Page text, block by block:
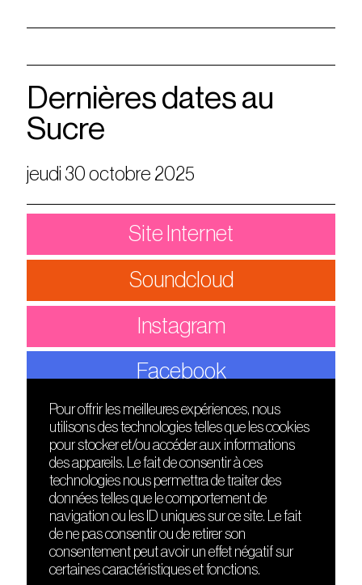
Dernières dates au
Sucre
jeudi 30 octobre 2025
Site Internet
Soundcloud
Instagram
Facebook
DÉCOUVRIR
Le lieu
Contact
Presse
Cours de DJing
TMLAB
FRIENDS
Nuits sonores
HEAT
Hôtel71
La Gaîté Lyrique
Pour offrir les meilleures expériences, nous
utilisons des technologies telles que les cookies
pour stocker et/ou accéder aux informations
des appareils. Le fait de consentir à ces
technologies nous permettra de traiter des
données telles que le comportement de
navigation ou les ID uniques sur ce site. Le fait
de ne pas consentir ou de retirer son
consentement peut avoir un effet négatif sur
certaines caractéristiques et fonctions.